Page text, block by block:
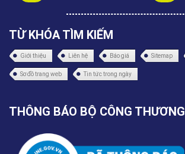
TỪ KHÓA TÌM KIẾM
Giới thiệu Liên hệ Báo giá Sitemap
Sơ đồ trang web Tin tức trong ngày
THÔNG BÁO BỘ CÔNG THƯƠNG